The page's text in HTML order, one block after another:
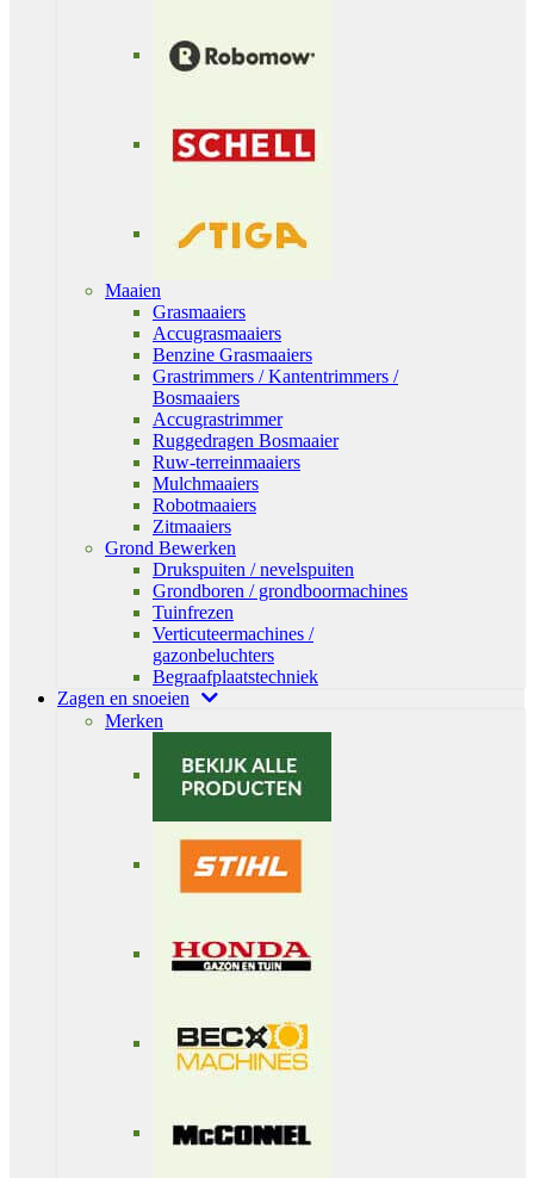
Maaien
Grasmaaiers
Accugrasmaaiers
Benzine Grasmaaiers
Grastrimmers / Kantentrimmers /
Bosmaaiers
Accugrastrimmer
Ruggedragen Bosmaaier
Ruw-terreinmaaiers
Mulchmaaiers
Robotmaaiers
Zitmaaiers
Grond Bewerken
Drukspuiten / nevelspuiten
Grondboren / grondboormachines
Tuinfrezen
Verticuteermachines /
gazonbeluchters
Begraafplaatstechniek
Zagen en snoeien
Merken